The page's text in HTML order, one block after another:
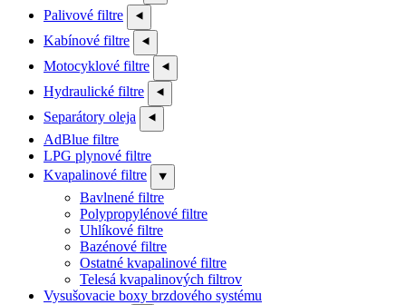
Palivové filtre ⯇
Kabínové filtre ⯇
Motocyklové filtre ⯇
Hydraulické filtre ⯇
Separátory oleja ⯇
AdBlue filtre
LPG plynové filtre
Kvapalinové filtre
⯆
Bavlnené filtre
Polypropylénové filtre
Uhlíkové filtre
Bazénové filtre
Ostatné kvapalinové filtre
Telesá kvapalinových filtrov
Vysušovacie boxy brzdového systému